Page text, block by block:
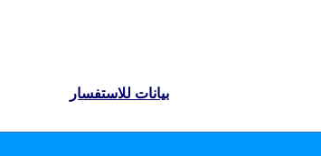
بيانات للاستفسار